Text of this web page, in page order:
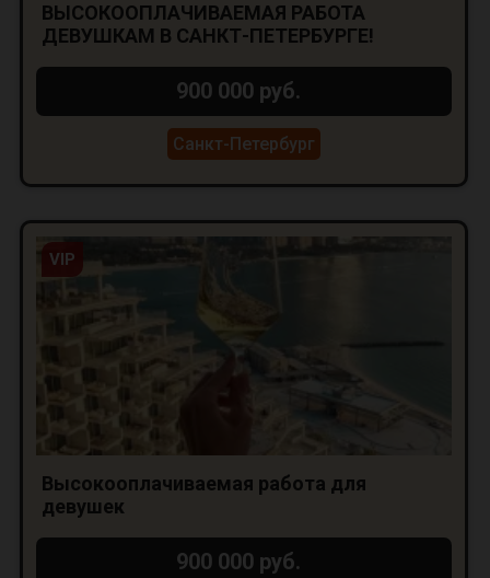
ВЫСОКООПЛАЧИВАЕМАЯ РАБОТА
ДЕВУШКАМ В САНКТ-ПЕТЕРБУРГЕ!
900 000 руб.
Санкт-Петербург
VIP
Высокооплачиваемая работа для
девушек
900 000 руб.